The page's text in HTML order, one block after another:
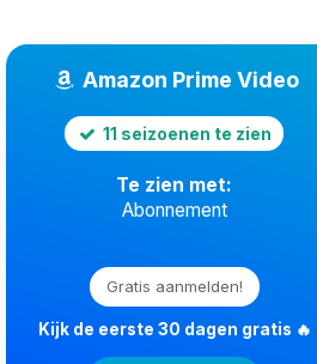
Amazon Prime Video
11 seizoenen te zien
Te zien met:
Abonnement
Gratis aanmelden!
Kijk de eerste 30 dagen gratis 🔥